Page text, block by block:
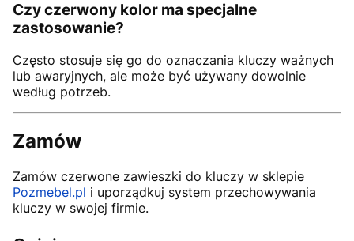
Czy czerwony kolor ma specjalne
zastosowanie?
Często stosuje się go do oznaczania kluczy ważnych
lub awaryjnych, ale może być używany dowolnie
według potrzeb.
Zamów
Zamów czerwone zawieszki do kluczy w sklepie
Pozmebel.pl i uporządkuj system przechowywania
kluczy w swojej firmie.